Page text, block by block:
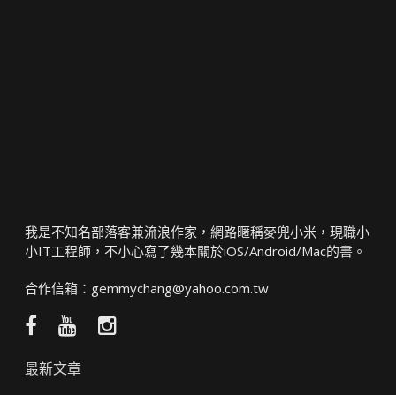
我是不知名部落客兼流浪作家，網路暱稱麥兜小米，現職小
小IT工程師，不小心寫了幾本關於iOS/Android/Mac的書。
合作信箱： gemmychang@yahoo.com.tw
Facebook
團
YouTube
頻
Instagram
最新文章